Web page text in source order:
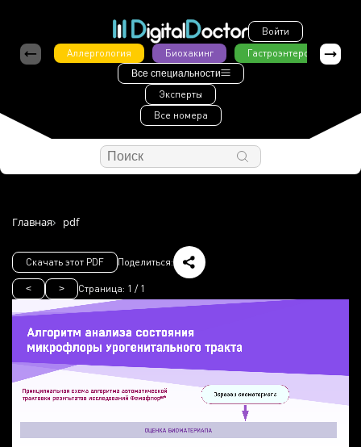
Войти
Аллергология
Биохакинг Гастроэнтерология
Все специальности
Эксперты
Все номера
Главная pdf
< > Страница: 1 / 1
Скачать этот PDF Поделиться: